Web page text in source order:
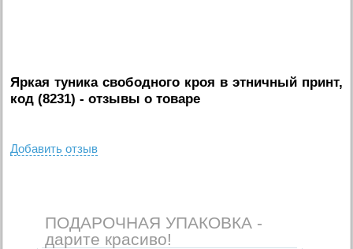
Яркая туника свободного кроя в этничный принт,
код (8231) - отзывы о товаре
Добавить отзыв
ПОДАРОЧНАЯ УПАКОВКА -
дарите красиво!